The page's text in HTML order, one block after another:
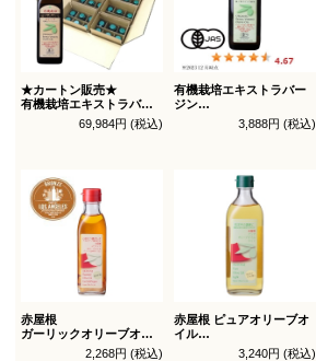
★カートン販売★
有機栽培エキストラバー
オリーブオイル ブレンド
69,984円 (税込)
有機栽培エキストラバー
ジン
オリーブオイル シングル
3,888円 (税込)
赤屋根
ガーリックオリーブオイ
2,268円 (税込)
赤屋根 ピュアオリーブオ
イル
ライト 450g徳用3,240円 (税込)